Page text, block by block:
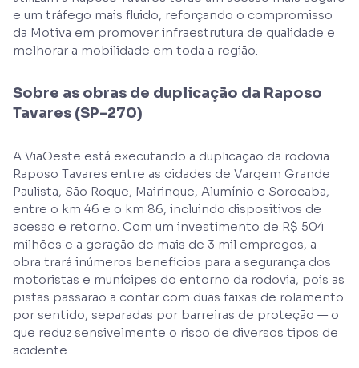
e um tráfego mais fluido, reforçando o compromisso
da Motiva em promover infraestrutura de qualidade e
melhorar a mobilidade em toda a região.
Sobre as obras de duplicação da Raposo
Tavares (SP-270)
A ViaOeste está executando a duplicação da rodovia
Raposo Tavares entre as cidades de Vargem Grande
Paulista, São Roque, Mairinque, Alumínio e Sorocaba,
entre o km 46 e o km 86, incluindo dispositivos de
acesso e retorno. Com um investimento de R$ 504
milhões e a geração de mais de 3 mil empregos, a
obra trará inúmeros benefícios para a segurança dos
motoristas e munícipes do entorno da rodovia, pois as
pistas passarão a contar com duas faixas de rolamento
por sentido, separadas por barreiras de proteção — o
que reduz sensivelmente o risco de diversos tipos de
acidente.